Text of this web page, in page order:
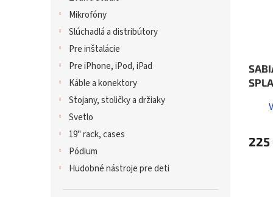
Mikrofóny
Slúchadlá a distribútory
Pre inštalácie
Pre iPhone, iPod, iPad
Káble a konektory
Stojany, stoličky a držiaky
Svetlo
19" rack, cases
Pódium
Hudobné nástroje pre deti
225